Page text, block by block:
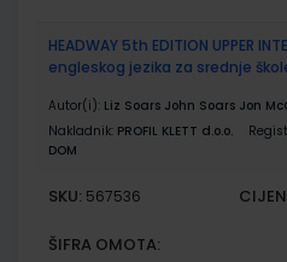
HEADWAY 5th EDITION UPPER
engleskog jezika za srednje
Autor(i): Liz Soars John Soars Jon
Nakladnik: PROFIL KLETT d.o.o.
DOM
SKU: 567536
ŠIFRA OMOTA: